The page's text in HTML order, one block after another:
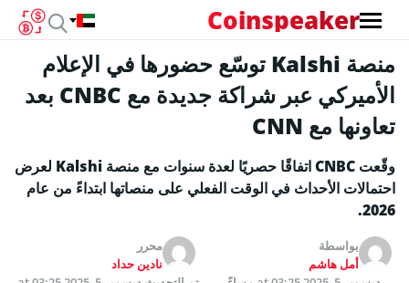
Coinspeaker
منصة Kalshi توسّع حضورها في الإعلام
الأميركي عبر شراكة جديدة مع CNBC بعد
تعاونها مع CNN
وقّعت CNBC اتفاقًا حصريًا لعدة سنوات مع منصة Kalshi لعرض
احتمالات الأحداث في الوقت الفعلي على منصاتها ابتداءً من عام
2026.
بواسطة
أمل هاشم
محرر
نادين حداد